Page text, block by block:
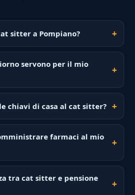
sitter a Pompiano?
servono per il mio
chiavi di casa al cat sitter?
farmaci al mio
tra cat sitter e pensione